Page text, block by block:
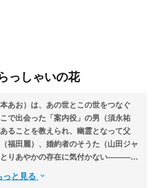
っしゃいの花
あお）は、あの世とこの世をつなぐ
で出会った「案内役」の男（須永祐
ることを教えられ、幽霊となって父
福田麗）、婚約者のそうた（山田ジャ
とりあやかの存在に気付かない―――。
は過去を振り返りながら、それぞれに
っと見る